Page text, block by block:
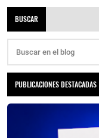
BUSCAR
PUBLICACIONES DESTACADAS